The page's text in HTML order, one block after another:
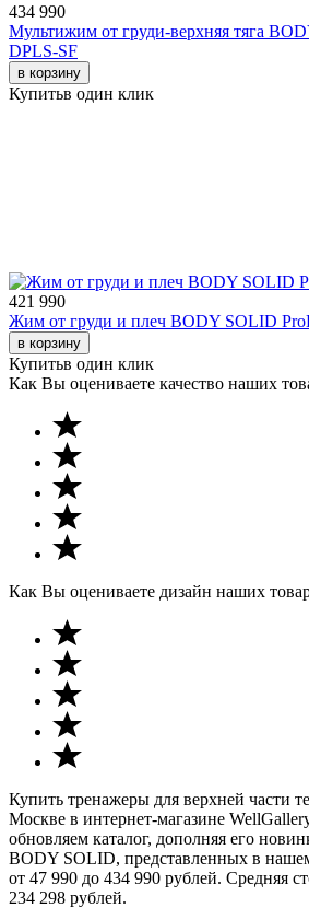
434 990
Мультижим от груди-верхняя тяга
DPLS-SF
в корзину
Купитьв один клик
421 990
Жим от груди и плеч BODY SOLID
в корзину
Купитьв один клик
Как Вы оцениваете качество наших
Как Вы оцениваете дизайн наших
Купить тренажеры для верхней части
Москве в интернет-магазине
обновляем каталог, дополняя его
BODY SOLID, представленных в нашем
от 47 990 до 434 990 рублей. Средняя
234 298 рублей.